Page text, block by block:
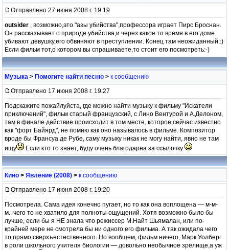
Отправлено 27 июня 2008 г. 19:19
outsider , возможно,это "азы убийства",профессора играет Пирс Броснан.
Он рассказывает о природе убийства,и через какое то время в его доме
убивают девушку,его обвиняют в преступлении. Конец там неожиданный.:)
Если фильм тот,о котором вы спрашиваете,то стоит его посмотреть:-)
Музыка > Помогите найти песню > к сообщению
Отправлено 17 июня 2008 г. 19:27
Подскажите пожайлуйста, где можно найти музыку к фильму "Искатели
приключений", фильм старый французский, с Лино Вентурой и А.Делоном,
там в финале действие происходит в том месте, которое сейчас известно
как "форт Байярд", не помню как оно называлось в фильме. Композитор
вроде бы Франсуа де Рубе, саму музыку никак не могу найти, явно не там
ищу
Если кто то знает, буду очень благодарна за ссылочку
Кино > Явление (2008) > к сообщению
Отправлено 17 июня 2008 г. 19:20
Посмотрела. Сама идея конечно пугает, но то как она воплощена — м-м-
м.. чего то не хватило для полноты ощущений. Хотя возможно было бы
лучше, если бы я НЕ знала что режиссер М.Найт Шьямалан, или по-
крайней мере не смотрела бы ни одного его фильма. А так ожидала чего
то прямо сверхъестественного. Но вообщем, фильм ничего, Марк Уолберг
в роли школьного учителя биологии — довольно необычное зрелище,а уж